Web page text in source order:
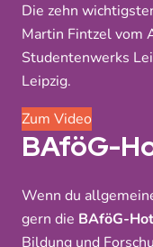
Die zehn
Martin Fintzel vom
Studentenwerks
Leipzig.
Zum Video
BAföG-
Wenn du
gern die BAföG-
Bildung und